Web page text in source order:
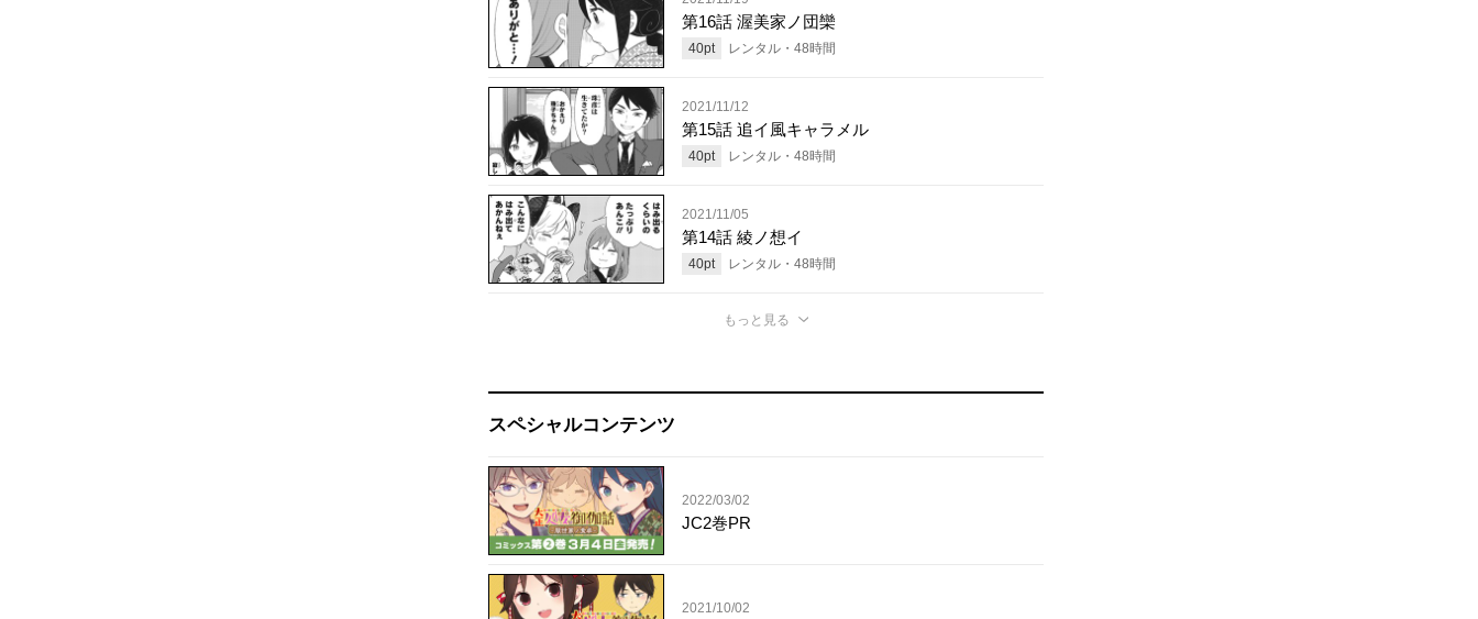
第16話 渥美家ノ団欒
40pt レンタル・ 48時間
2021/11/12
第15話 追イ風キャラメル
40pt レンタル・ 48時間
2021/11/05
第14話 綾ノ想イ
40pt レンタル・ 48時間
もっと見る
スペシャルコンテンツ
2022/03/02
JC2巻PR
2021/10/02